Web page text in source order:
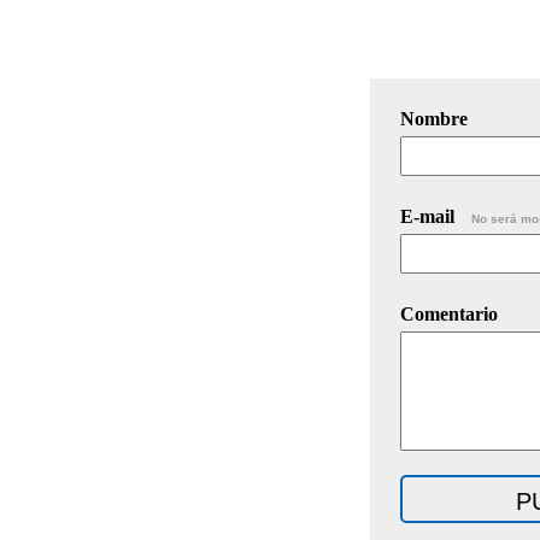
Nombre
E-mail No será
Comentario